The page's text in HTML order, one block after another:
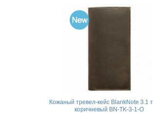
Кожаный тревел-кейс BlankNote 3.1
коричневый BN-TK-3-1-O